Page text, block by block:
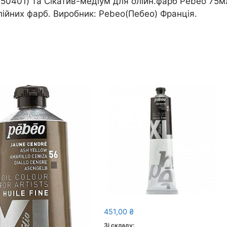
фарб. Виробник: Pebeo(Пебео) Франція.
451,00₴
Зі складу: